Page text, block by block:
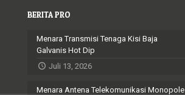
BERITA PRO
Menara Transmisi Tenaga Kisi Baja
Galvanis Hot Dip
Juli 13, 2026
Menara Antena Telekomunikasi Monopole